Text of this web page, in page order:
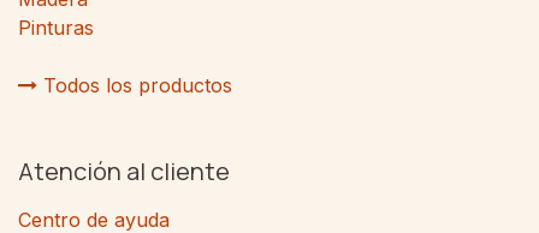
Pinturas
Todos los productos
Atención al cliente
Centro de ayuda